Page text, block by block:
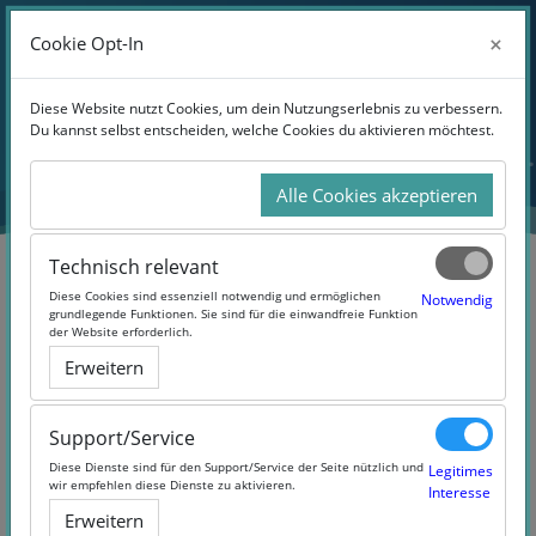
Zum Hauptinhalt
Website-Übersicht
Anmelden
Agiles Projektmanagement
(#agiles_projektmanagement)
Cookie Opt-In ×
Diese Website nutzt Cookies, um dein Nutzungserlebnis zu verbessern.
Du kannst selbst entscheiden, welche Cookies du aktivieren möchtest.
Alle Cookies akzeptieren
Technisch relevant
Diese Cookies sind essenziell notwendig und ermöglichen
grundlegende Funktionen. Sie sind für die einwandfreie Funktion
der Website erforderlich.
Notwendig
Erweitern
Support/Service
Diese Dienste sind für den Support/Service der Seite nützlich und
wir empfehlen diese Dienste zu aktivieren.
Legitimes
Interesse
Erweitern
Cookie Opt-In ×
Diese Website nutzt Cookies, um dein Nutzungserlebnis zu verbessern.
Du kannst selbst entscheiden, welche Cookies du aktivieren möchtest.
Alle Cookies akzeptieren
Technisch relevant
Diese Cookies sind essenziell notwendig und ermöglichen
grundlegende Funktionen. Sie sind für die einwandfreie Funktion
der Website erforderlich.
Notwendig
Erweitern
Support/Service
Diese Dienste sind für den Support/Service der Seite nützlich und
wir empfehlen diese Dienste zu aktivieren.
Legitimes
Interesse
Erweitern